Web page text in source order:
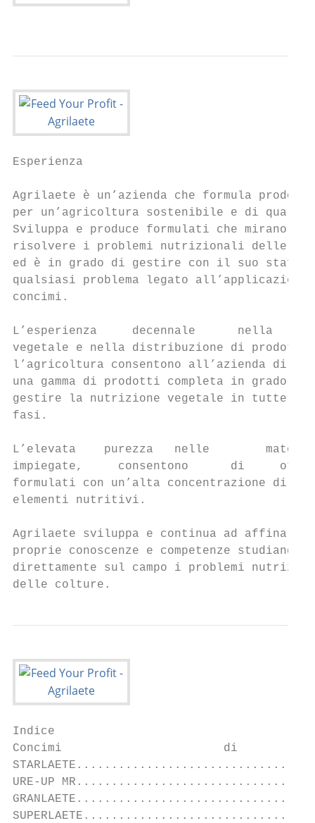
Esperienza
Agrilaete è un’azienda che formula prodotti
per un’agricoltura sostenibile e di
Sviluppa e produce formulati che mirano a
risolvere i problemi nutrizionali delle
ed è in grado di gestire con il suo staff
qualsiasi problema legato all’applicazione
concimi.
L’esperienza     decennale      nella
vegetale e nella distribuzione di prodotti
l’agricoltura consentono all’azienda di
una gamma di prodotti completa in grado di
gestire la nutrizione vegetale in tutte le
fasi.
L’elevata    purezza   nelle
impiegate,     consentono      di
formulati con un’alta concentrazione di
elementi nutritivi.
Agrilaete sviluppa e continua ad affinare
proprie conoscenze e competenze studiando
direttamente sul campo i problemi
delle colture.
Indice
Concimi                       di
URE-UP